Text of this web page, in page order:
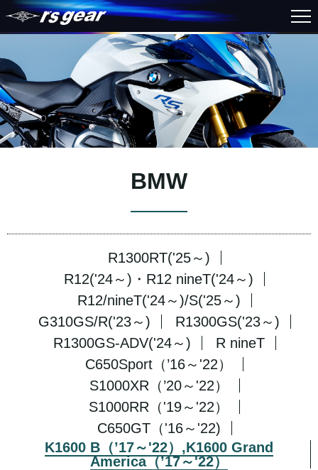
BMW
R1300RT('25～)
R12('24～)・R12 nineT('24～)
R12/nineT('24～)/S('25～)
G310GS/R('23～)
R1300GS('23～)
R1300GS-ADV('24～)
R nineT
C650Sport（’16～'22）
S1000XR（’20～'22）
S1000RR（'19～'22）
C650GT（'16～'22)
K1600 B（’17～'22）,K1600 Grand
America（’17～'22）